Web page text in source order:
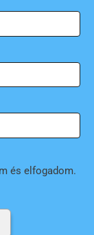
és elfogadom.